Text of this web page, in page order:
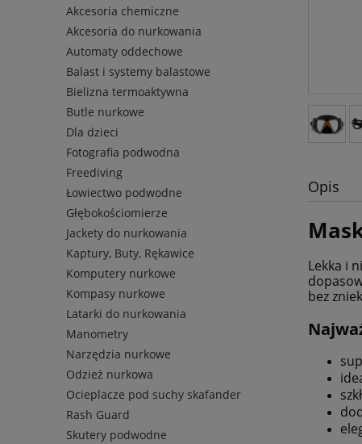
Akcesoria chemiczne
Akcesoria do nurkowania
Automaty oddechowe
Balast i systemy balastowe
Bielizna termoaktywna
Butle nurkowe
Dla dzieci
Fotografia podwodna
Freediving
Łowiectwo podwodne
Głębokościomierze
Jackety do nurkowania
Kaptury, Buty, Rękawice
Komputery nurkowe
Kompasy nurkowe
Latarki do nurkowania
Manometry
Narzędzia nurkowe
Odzież nurkowa
Ocieplacze pod suchy skafander
Rash Guard
Skutery podwodne
Opis
Lekka i
bez